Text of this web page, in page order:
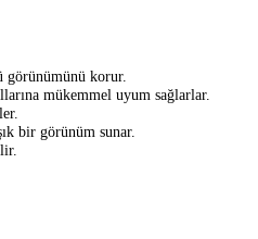
görünümünü korur.
mükemmel uyum sağlarlar.
bir görünüm sunar.